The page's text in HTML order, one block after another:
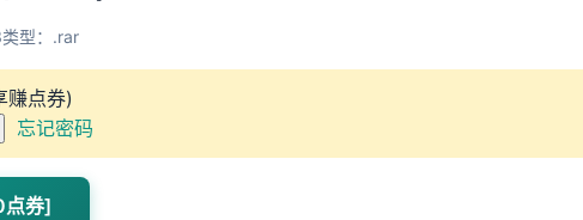
类型：.rar
赚点券)
忘记密码
点券]